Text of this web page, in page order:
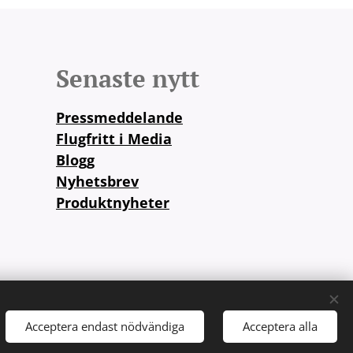
Senaste nytt
Pressmeddelande
Flugfritt i Media
Blogg
Nyhetsbrev
Produktnyheter
Språk English Svenska
Acceptera endast nödvändiga Acceptera alla